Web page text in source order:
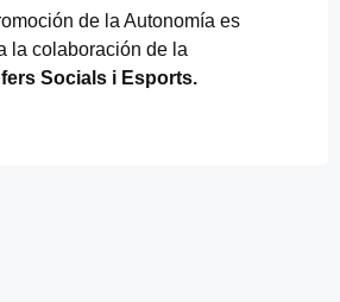
de la Autonomía es
la colaboración de la
Socials i Esports.